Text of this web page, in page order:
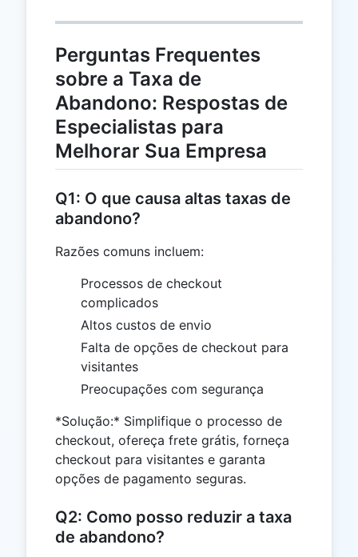
Perguntas Frequentes
sobre a Taxa de
Abandono: Respostas de
Especialistas para
Melhorar Sua Empresa
Q1: O que causa altas taxas de
abandono?
Razões comuns incluem:
Processos de checkout
complicados
Altos custos de envio
Falta de opções de checkout para
visitantes
Preocupações com segurança
*Solução:* Simplifique o processo de
checkout, ofereça frete grátis, forneça
checkout para visitantes e garanta
opções de pagamento seguras.
Q2: Como posso reduzir a taxa
de abandono?